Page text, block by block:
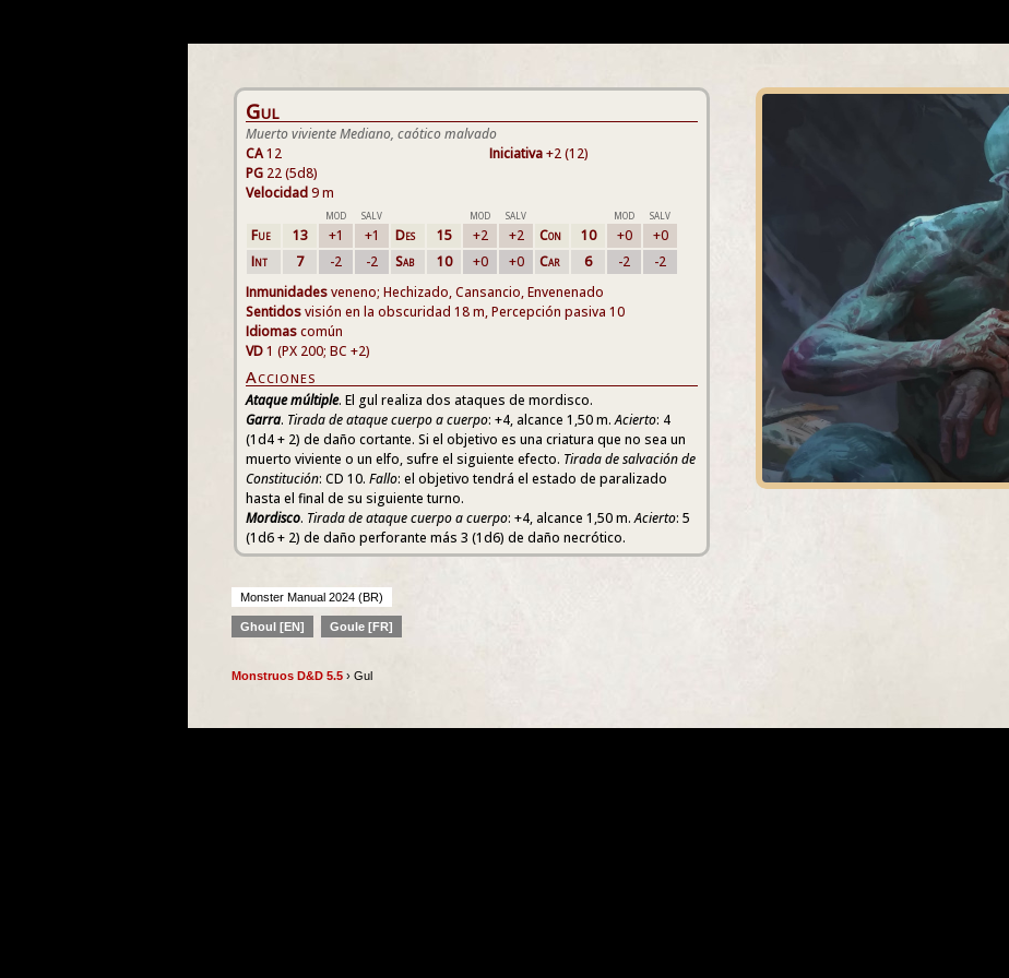
Gul
Muerto viviente Mediano, caótico malvado
Iniciativa+2 (12)
CA12
PG 22 (5d8)
Velocidad9 m
MOD SALV MOD SALV MOD SALV
Fue 13 +1 +1 Des 15 +2 +2 Con 10 +0
+0
Int
7 -2 -2 Sab 10 +0 +0 Car 6 -2
-2
Inmunidadesveneno; Hechizado, Cansancio, Envenenado
Sentidosvisión en la obscuridad 18 m, Percepción pasiva 10
Idiomascomún
VD1 (PX 200; BC +2)
Acciones
Ataque múltiple. El gul realiza dos ataques de mordisco.
Garra. Tirada de ataque cuerpo a cuerpo: +4, alcance 1,50 m.Acierto: 4
(1d4 + 2) de daño cortante. Si el objetivo es una criatura que no sea un
muerto viviente o un elfo, sufre el siguiente efecto. Tirada de salvación de
Constitución: CD 10. Fallo: el objetivo tendrá el estado de paralizado
hasta el final de su siguiente turno.
Mordisco. Tirada de ataque cuerpo a cuerpo: +4, alcance 1,50 m.Acierto: 5
(1d6 + 2) de daño perforante más 3 (1d6) de daño necrótico.
Monster Manual 2024 (BR)
Ghoul [EN] Goule [FR]
Monstruos D&D 5.5 › Gul